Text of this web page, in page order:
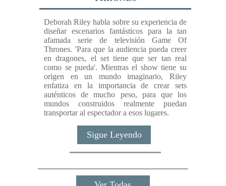
Deborah Riley habla sobre su experiencia de
diseñar escenarios fantásticos para la tan
afamada serie de televisión Game Of
Thrones. 'Para que la audiencia pueda creer
en dragones, el set tiene que ser tan real
como se pueda'. Mientras el show tiene su
origen en un mundo imaginario, Riley
enfatiza en la importancia de crear sets
auténticos de mucho peso, para que los
mundos construidos realmente puedan
transportar al espectador a esos lugares.
Sigue Leyendo